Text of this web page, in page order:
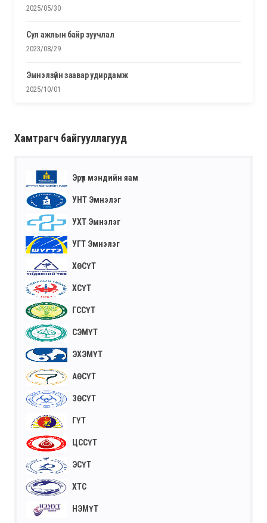
2025/05/30
сул ажлын байр зуучлал
2023/08/29
эмнэлзүйн заавар удирдамж
2025/10/01
Хамтрагч байгууллагууд
Эрүүл мэндийн яам
УНТ Эмнэлэг
УХТ Эмнэлэг
УГТ Эмнэлэг
ХӨСҮТ
ХСҮТ
ГССҮТ
СЭМҮТ
ЭХЭМҮТ
АӨСҮТ
ЗӨСҮТ
ГҮТ
ЦССҮТ
ЭСҮТ
ХТС
НЭМҮТ